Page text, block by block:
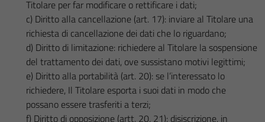
Titolare per far modificare o rettificare i dati;
c) Diritto alla cancellazione (art. 17): inviare al Titolare una
richiesta di cancellazione dei dati che lo riguardano;
d) Diritto di limitazione: richiedere al Titolare la sospensione
del trattamento dei dati, ove sussistano motivi legittimi;
e) Diritto alla portabilità (art. 20): se l’interessato lo
richiedere, Il Titolare esporta i suoi dati in modo che
possano essere trasferiti a terzi;
f) Diritto di opposizione (artt. 20, 21): disiscrizione, in